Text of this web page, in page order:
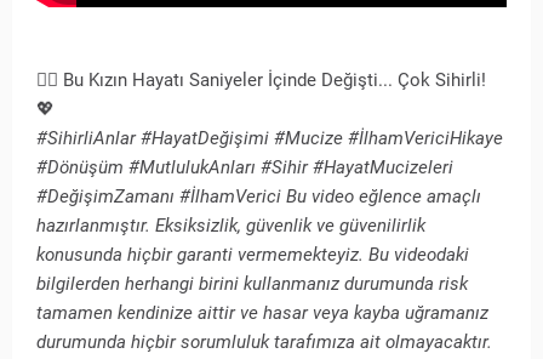
🧚‍♀️ Bu Kızın Hayatı Saniyeler İçinde Değişti... Çok Sihirli!
💖
#SihirliAnlar #HayatDeğişimi #Mucize #İlhamVericiHikaye
#Dönüşüm #MutlulukAnları #Sihir #HayatMucizeleri
#DeğişimZamanı #İlhamVerici​ Bu video eğlence amaçlı
hazırlanmıştır. Eksiksizlik, güvenlik ve güvenilirlik
konusunda hiçbir garanti vermemekteyiz. Bu videodaki
bilgilerden herhangi birini kullanmanız durumunda risk
tamamen kendinize aittir ve hasar veya kayba uğramanız
durumunda hiçbir sorumluluk tarafımıza ait olmayacaktır.